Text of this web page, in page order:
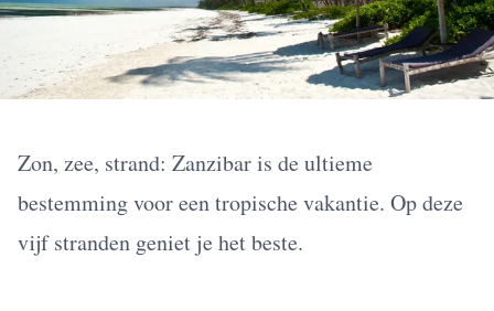
Zon, zee, strand: Zanzibar is de ultieme
bestemming voor een tropische vakantie. Op deze
vijf stranden geniet je het beste.